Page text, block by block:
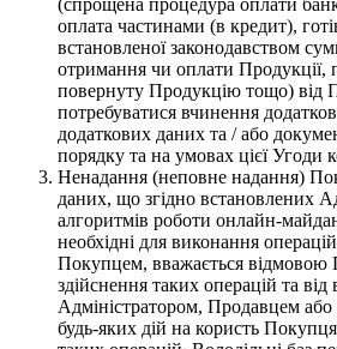
оплата частинами (в кредит),
встановленої законодавством
отримання чи оплати Продукції,
повернуту Продукцію тощо) від
потребуватися вчинення
додаткових даних та / або
порядку та на умовах цієї Угоди
Ненадання (неповне надання)
даних, що згідно встановлених
алгоритмів роботи онлайн-
необхідні для виконання
Покупцем, вважається відмовою
здійснення таких операцій та
Адміністратором, Продавцем
будь-яких дій на користь